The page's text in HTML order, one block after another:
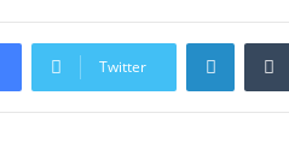
Twitter